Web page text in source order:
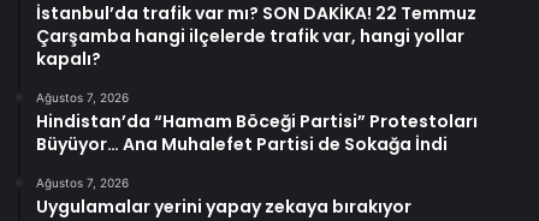
İstanbul’da trafik var mı? SON DAKİKA! 22 Temmuz
Çarşamba hangi ilçelerde trafik var, hangi yollar
kapalı?
Ağustos 7, 2026
Hindistan’da “Hamam Böceği Partisi” Protestoları
Büyüyor… Ana Muhalefet Partisi de Sokağa İndi
Ağustos 7, 2026
Uygulamalar yerini yapay zekaya bırakıyor